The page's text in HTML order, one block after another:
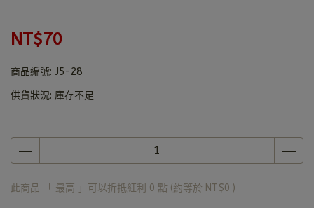
NT$70
商品編號: J5-28
供貨狀況: 庫存不足
此商品 「 最高 」可以折抵紅利 0 點 (約等於 NT$0 )